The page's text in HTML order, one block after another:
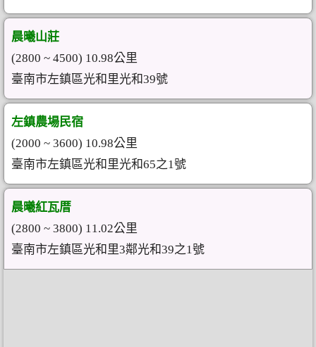
晨曦山莊
(2800 ~ 4500) 10.98公里
臺南市左鎮區光和里光和39號
左鎮農場民宿
(2000 ~ 3600) 10.98公里
臺南市左鎮區光和里光和65之1號
晨曦紅瓦厝
(2800 ~ 3800) 11.02公里
臺南市左鎮區光和里3鄰光和39之1號